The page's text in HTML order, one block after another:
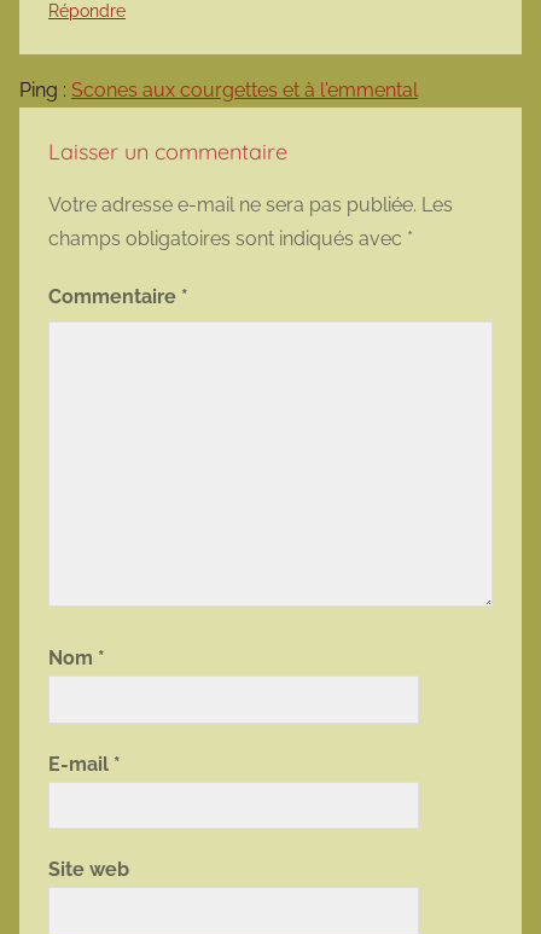
Répondre
Ping : Scones aux courgettes et à l'emmental
Laisser un commentaire
Votre adresse e-mail ne sera pas publiée. Les
champs obligatoires sont indiqués avec *
Commentaire *
Nom *
E-mail *
Site web